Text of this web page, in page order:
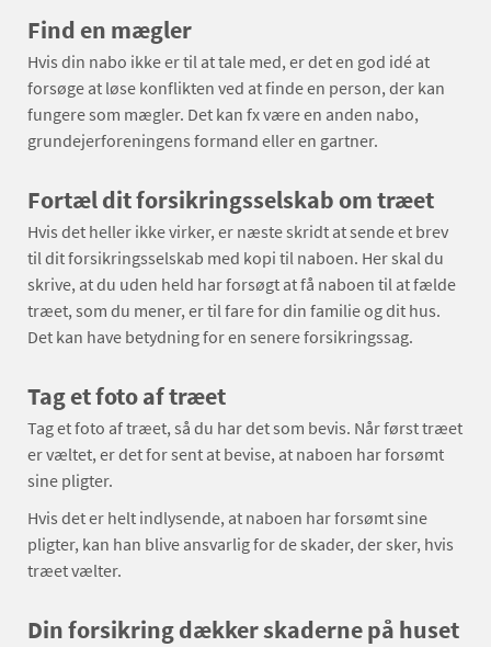
Find en mægler
Hvis din nabo ikke er til at tale med, er det en god idé at
forsøge at løse konflikten ved at finde en person, der kan
fungere som mægler. Det kan fx være en anden nabo,
grundejerforeningens formand eller en gartner.
Fortæl dit forsikringsselskab om træet
Hvis det heller ikke virker, er næste skridt at sende et brev
til dit forsikringsselskab med kopi til naboen. Her skal du
skrive, at du uden held har forsøgt at få naboen til at fælde
træet, som du mener, er til fare for din familie og dit hus.
Det kan have betydning for en senere forsikringssag.
Tag et foto af træet
Tag et foto af træet, så du har det som bevis. Når først træet
er væltet, er det for sent at bevise, at naboen har forsømt
sine pligter.
Hvis det er helt indlysende, at naboen har forsømt sine
pligter, kan han blive ansvarlig for de skader, der sker, hvis
træet vælter.
Din forsikring dækker skaderne på huset